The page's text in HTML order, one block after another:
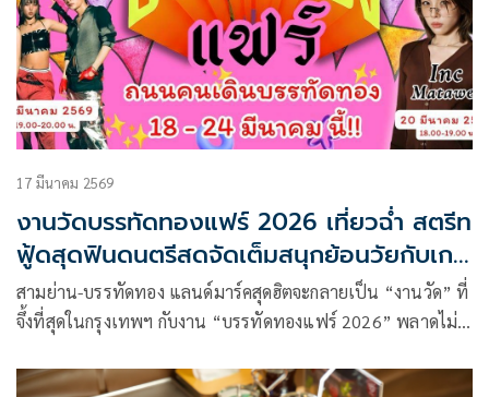
17 มีนาคม 2569
งานวัดบรรทัดทองแฟร์ 2026 เที่ยวฉ่ำ สตรีท
ฟู้ดสุดฟินดนตรีสดจัดเต็มสนุกย้อนวัยกับเกม
งานวัดกลางกรุง
สามย่าน-บรรทัดทอง แลนด์มาร์คสุดฮิตจะกลายเป็น “งานวัด” ที่
จึ้งที่สุดในกรุงเทพฯ กับงาน “บรรทัดทองแฟร์ 2026” พลาดไม่
ดับตำนานแห่งถนนบรรทัดทอง! สายกิน สายช้อป หรือสายคอน